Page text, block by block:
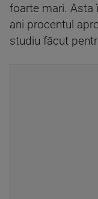
foarte mari. Asta
ani procentul
studiu făcut